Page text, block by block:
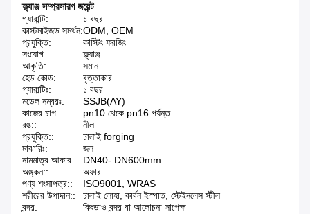
ফ্ল্যাঞ্জ সম্প্রসারণ জয়েন্ট
গ্যারান্টি:
১ বছর
কাস্টমাইজড সমর্থন:ODM, OEM
প্রযুক্তি:
কাস্টিং ফরজিং
সংযোগ:
ফ্ল্যাঞ্জ
আকৃতি:
সমান
হেড কোড:
বৃত্তাকার
গ্যারান্টিঃ:
১ বছর
মডেল নম্বরঃ:
SSJB(AY)
কাজের চাপ::
pn10 থেকে pn16 পর্যন্ত
রঙ::
নীল
প্রযুক্তি::
ঢালাই forging
মাঝারিঃ:
জল
নামমাত্র আকার::
DN40- DN600mm
অঙ্কন::
অফার
পণ্য শংসাপত্র::
ISO9001, WRAS
শরীরের উপাদান::
ঢালাই লোহা, কার্বন ইস্পাত, স্টেইনলেস স্টীল
বন্দর:
কিংডাও বন্দর বা আলোচনা সাপেক্ষ